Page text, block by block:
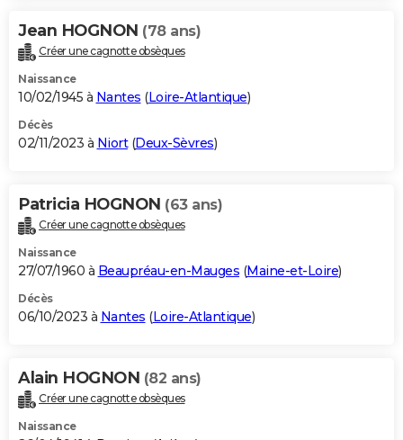
Jean HOGNON (78 ans)
Créer une cagnotte obsèques
Naissance
10/02/1945 à Nantes (Loire-Atlantique)
Décès
02/11/2023 à Niort(Deux-Sèvres)
Patricia HOGNON (63 ans)
Créer une cagnotte obsèques
Naissance
27/07/1960 à Beaupréau-en-Mauges (Maine-et-Loire)
Décès
06/10/2023 à Nantes (Loire-Atlantique)
Alain HOGNON (82 ans)
Créer une cagnotte obsèques
Naissance